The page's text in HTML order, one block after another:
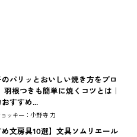
パリッとおいしい焼き方をプロ
羽根つきも簡単に焼くコツとは｜
すすめ...
ッキー：小野寺 力
め文房具10選】文具ソムリエール